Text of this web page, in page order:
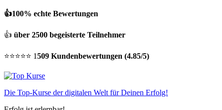
👍100% echte Bewertungen
👍 über 2500 begeisterte Teilnehmer
⭐⭐⭐⭐⭐ 1509 Kundenbewertungen (4.85/5)
Die Top-Kurse der digitalen Welt für Deinen Erfolg!